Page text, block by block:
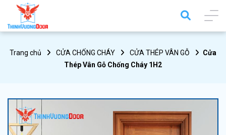
Trang chủ CỬA CHỐNG CHÁY CỬA THÉP VÂN GỖ
Cửa
Thép Vân Gỗ Chống Cháy 1H2